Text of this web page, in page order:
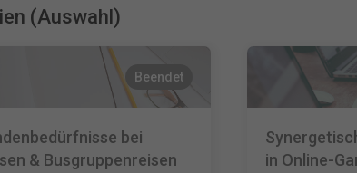
(Auswahl)
Beendet
bei
& Busgruppenreisen
in Online-